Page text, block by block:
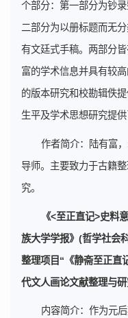
个部分：第一部分为钞
二部分为以册标题而无
有文廷式手稿。两部分
富的学术信息并具有较
的版本研究和校勘辑佚
生平及学术思想研究提供
作者简介：陆有富
导师。主要致力于古籍
究。
《<至正直记>史料
族大学学报》(哲学社会
整理项目“《静斋至正直
代文人画论文献整理与研
内容简介：作为元